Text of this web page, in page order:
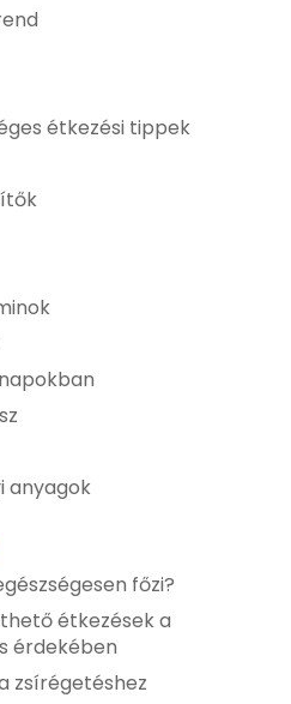
étkezési tippek
anyagok
főzi?
étkezések a
érdekében
zsírégetéshez